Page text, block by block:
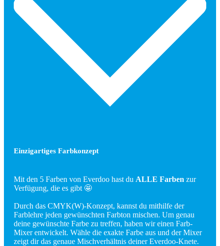
Einzigartiges Farbkonzept
Mit den 5 Farben von Everdoo hast du ALLE Farben zur
Verfügung, die es gibt 🤩
Durch das CMYK(W)-Konzept, kannst du mithilfe der
Farblehre jeden gewünschten Farbton mischen. Um genau
deine gewünschte Farbe zu treffen, haben wir einen Farb-
Mixer entwickelt. Wähle die exakte Farbe aus und der Mixer
zeigt dir das genaue Mischverhältnis deiner Everdoo-Knete.